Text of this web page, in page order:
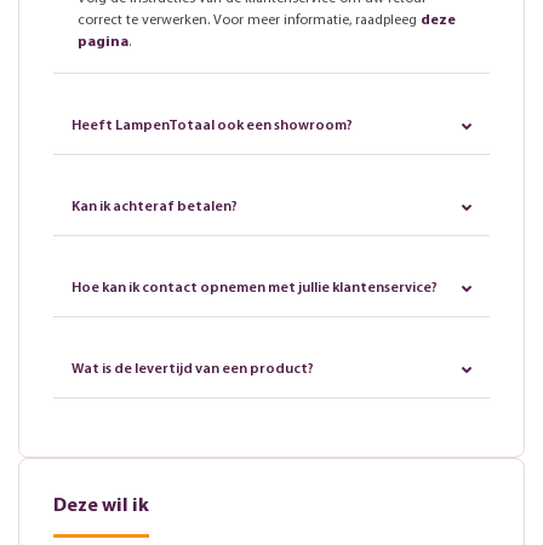
correct te verwerken. Voor meer informatie, raadpleeg deze
pagina.
Heeft LampenTotaal ook een showroom?
Kan ik achteraf betalen?
Hoe kan ik contact opnemen met jullie klantenservice?
Wat is de levertijd van een product?
Deze wil ik